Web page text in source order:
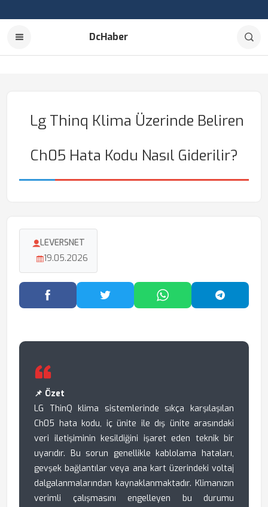
DcHaber
Lg Thinq Klima Üzerinde Beliren
Ch05 Hata Kodu Nasıl Giderilir?
LEVERSNET
19.05.2026
Facebook'ta PaylaşTwitter'da PaylaşWhatsApp'ta Paylaş
📌 Özet
LG ThinQ klima sistemlerinde sıkça karşılaşılan
Ch05 hata kodu, iç ünite ile dış ünite arasındaki
veri iletişiminin kesildiğini işaret eden teknik bir
uyarıdır. Bu sorun genellikle kablolama hataları,
gevşek bağlantılar veya ana kart üzerindeki voltaj
dalgalanmalarından kaynaklanmaktadır. Klimanızın
verimli çalışmasını engelleyen bu durumu